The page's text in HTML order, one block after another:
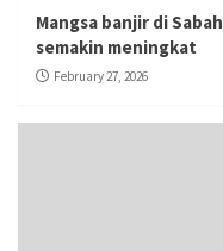
Mangsa banjir di Sabah
semakin meningkat
February 27, 2026